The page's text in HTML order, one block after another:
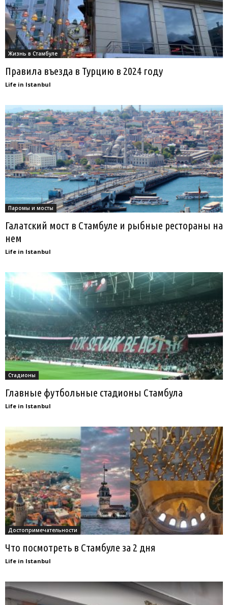
Жизнь в Стамбуле
Правила въезда в Турцию в 2024 году
Life in Istanbul
Паромы и мосты
Галатский мост в Стамбуле и рыбные рестораны на
нем
Life in Istanbul
Стадионы
Главные футбольные стадионы Стамбула
Life in Istanbul
Достопримечательности
Что посмотреть в Стамбуле за 2 дня
Life in Istanbul